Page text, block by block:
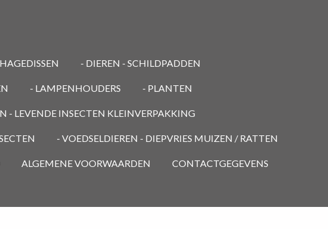
- DIEREN - SCHILDPADDEN
- LAMPENHOUDERS - PLANTEN
- LEVENDE INSECTEN KLEINVERPAKKING
- VOEDSELDIEREN - DIEPVRIES MUIZEN / RATTEN
ALGEMENE VOORWAARDEN CONTACTGEGEVENS